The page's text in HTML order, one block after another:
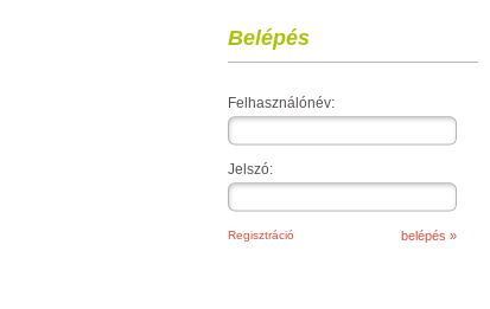
Belépés
Felhasználónév:
Jelszó:
Regisztráció